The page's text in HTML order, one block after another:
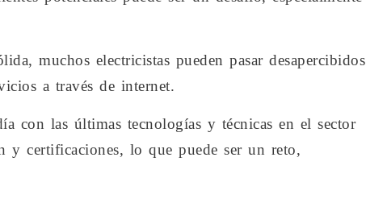
muchos electricistas pueden pasar desapercibidos
a través de internet.
con las últimas tecnologías y técnicas en el sector
y certificaciones, lo que puede ser un reto,